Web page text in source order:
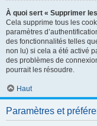
À quoi sert « Supprimer
Cela supprime tous les
paramètres
des fonctionnalités telles
non lu) si cela a été activé
des problèmes de
pourrait les résoudre.
Haut
Paramètres et